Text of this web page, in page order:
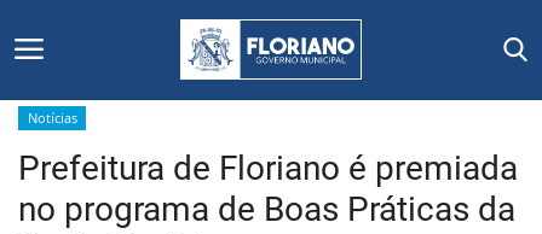
Início
Editais
Notícias
Prefeitura de Floriano é premiada
no programa de Boas Práticas da